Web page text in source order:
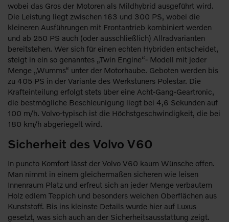
wobei das Gros der Motoren als Mildhybrid ausgeführt wird.
Die Leistung liegt zwischen 163 und 300 PS, wobei die
kleineren Ausführungen mit Frontantrieb kombiniert werden
und ab 250 PS auch (oder ausschließlich) Allradvarianten
bereitstehen. Wer sich für einen echten Hybriden entscheidet,
steigt in ein so genanntes „Twin Engine“- Modell mit jeder
Menge „Wumms“ unter der Motorhaube. Geboten werden bis
zu 405 PS in der Variante des Werkstuners Polestar. Die
Krafteinteilung erfolgt stets über eine Acht-Gang-Geartronic,
die bestmögliche Beschleunigung liegt bei 4,6 Sekunden auf
100 m/h. Volvo-typisch ist die Höchstgeschwindigkeit, die bei
180 km/h abgeriegelt wird.
Sicherheit des Volvo V60
In puncto Komfort lässt der Volvo V60 kaum Wünsche offen.
Man nimmt in einem gleichermaßen sicheren wie leisen
Innenraum Platz und erfreut sich an jeder Menge verbautem
Holz edlem Teppich und besonders weichen Oberflächen aus
Kunststoff. Bis ins kleinste Details wurde hier auf Luxus
gesetzt, was sich auch an der Sicherheitsausstattung zeigt.